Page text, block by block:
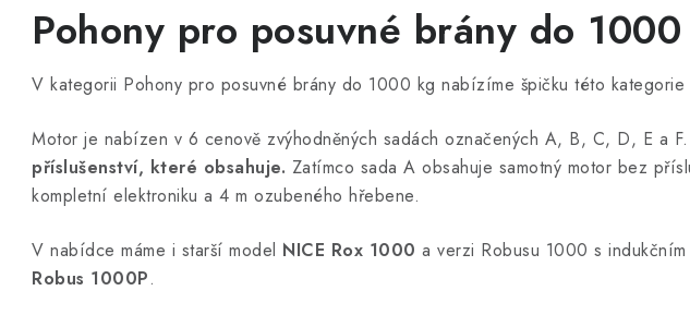
Pohony pro posuvné brány do
V kategorii Pohony pro posuvné brány do 1000 kg nabízíme špičku této kategorie
Motor je nabízen v 6 cenově zvýhodněných sadách označených A, B, C, D, E a F.
příslušenství, které obsahuje. Zatímco sada A obsahuje samotný motor bez
kompletní elektroniku a 4 m ozubeného hřebene.
V nabídce máme i starší model NICE Rox 1000 a verzi Robusu 1000 s
Robus 1000P.